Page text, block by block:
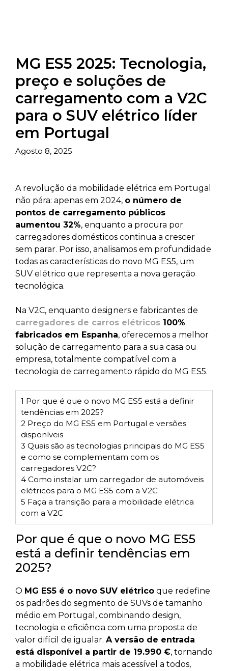
MG ES5 2025: Tecnologia,
preço e soluções de
carregamento com a V2C
para o SUV elétrico líder
em Portugal
Agosto 8, 2025
A revolução da mobilidade elétrica em Portugal
não pára: apenas em 2024, o número de
pontos de carregamento públicos
aumentou 32%, enquanto a procura por
carregadores domésticos continua a crescer
sem parar. Por isso, analisamos em profundidade
todas as características do novo MG ES5, um
SUV elétrico que representa a nova geração
tecnológica.
Na V2C, enquanto designers e fabricantes de
carregadores de carros elétricos 100%
fabricados em Espanha, oferecemos a melhor
solução de carregamento para a sua casa ou
empresa, totalmente compatível com a
tecnologia de carregamento rápido do MG ES5.
1 Por que é que o novo MG ES5 está a definir
tendências em 2025?
2 Preço do MG ES5 em Portugal e versões
disponíveis
3 Quais são as tecnologias principais do MG ES5
e como se complementam com os
carregadores V2C?
4 Como instalar um carregador de automóveis
elétricos para o MG ES5 com a V2C
5 Faça a transição para a mobilidade elétrica
com a V2C
Por que é que o novo MG ES5
está a definir tendências em
2025?
O MG ES5 é o novo SUV elétrico que redefine
os padrões do segmento de SUVs de tamanho
médio em Portugal, combinando design,
tecnologia e eficiência com uma proposta de
valor difícil de igualar. A versão de entrada
está disponível a partir de 19.990 €, tornando
a mobilidade elétrica mais acessível a todos,